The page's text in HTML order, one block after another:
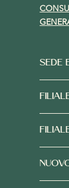
SEDE